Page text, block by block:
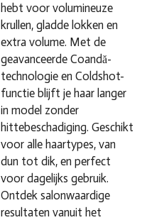
hebt voor volumineuze
krullen, gladde lokken en
extra volume. Met de
geavanceerde Coandă-
technologie en Coldshot-
functie blijft je haar langer
in model zonder
hittebeschadiging. Geschikt
voor alle haartypes, van
dun tot dik, en perfect
voor dagelijks gebruik.
Ontdek salonwaardige
resultaten vanuit het